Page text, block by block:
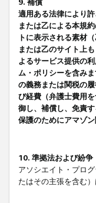
9. 補償
適用ある法律により
または乙による本規
トに表示される素材
または乙のサイト上
よるサービス提供の
ム・ポリシーを含み
の義務または関税の
び経費（弁護士費用
御し、補償し、免責
保護のためにアマゾ
10. 準拠法および紛争
アソシエイト・プロ
たはその主張を含む）